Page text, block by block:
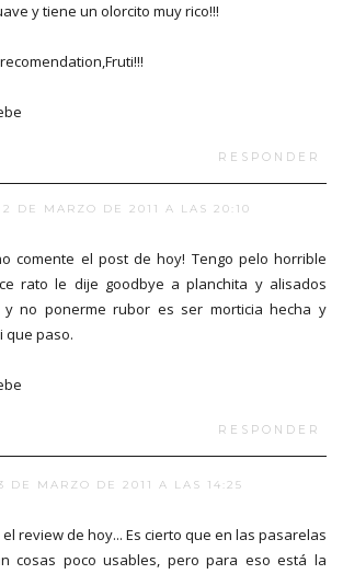
y tiene un olorcito muy rico!!!
RESPONDER
2 DE MARZO DE 2011 A LAS 20:10
comente el post de hoy! Tengo pelo horrible
rato le dije goodbye a planchita y alisados
no ponerme rubor es ser morticia hecha y
que paso.
RESPONDER
DE MARZO DE 2011 A LAS 14:25
review de hoy... Es cierto que en las pasarelas
cosas poco usables, pero para eso está la